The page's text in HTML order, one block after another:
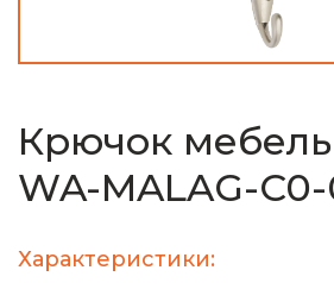
Крючок
WA-MALAG-
Характеристики: